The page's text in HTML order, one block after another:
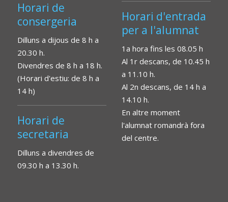
Horari de
consergeria
Dilluns a dijous de 8 h a
20.30 h.
Divendres de 8 h a 18 h.
(Horari d'estiu: de 8 h a
14 h)
Horari de
secretaria
Dilluns a divendres de
09.30 h a 13.30 h.
Horari d'entrada
per a l'alumnat
1a hora fins les 08.05 h
Al 1r descans, de 10.45 h
a 11.10 h.
Al 2n descans, de 14 h a
14.10 h.
En altre moment
l'alumnat romandrà fora
del centre.